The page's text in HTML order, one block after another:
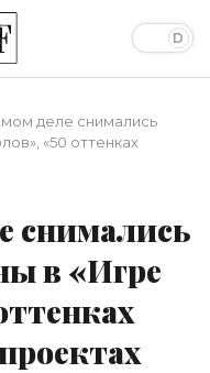
деле снимались
«50 оттенках
снимались
в «Игре